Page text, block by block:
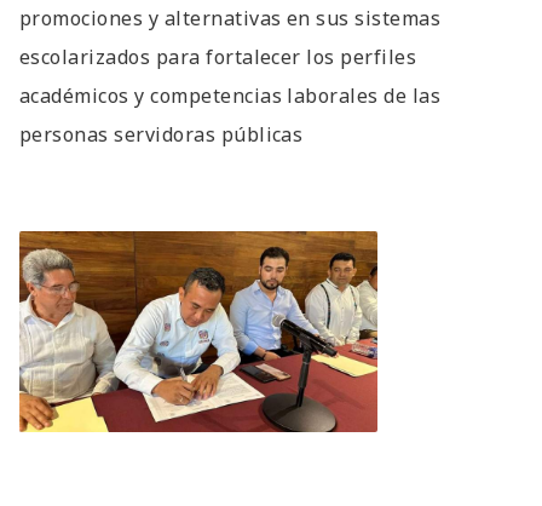
promociones y alternativas en sus sistemas
escolarizados para fortalecer los perfiles
académicos y competencias laborales de las
personas servidoras públicas